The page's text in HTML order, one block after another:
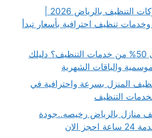
تنظيف احترافية بأسعار تبدأ
كيف توفر حتى 50% من خدمات التنظيف؟ دليلك
والباقات الشهرية
تنظيف المنزل بسرعة واحترافية في
منازل بالرياض رخيصه..جودة